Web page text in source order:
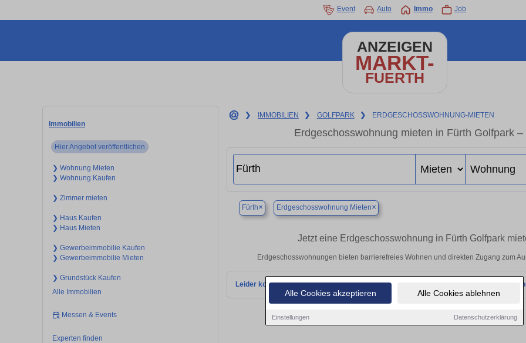
Alle Cookies akzeptieren Alle Cookies ablehnen
Einstellungen Datenschutzerklärung
Event Auto Immo Job
ANZEIGEN
MARKT-
FUERTH
Immobilien
Hier Angebot veröffentlichen
❯ Wohnung Mieten
❯ Wohnung Kaufen
❯ Zimmer mieten
❯ Haus Kaufen
❯ Haus Mieten
❯ Gewerbeimmobilie Kaufen
❯ Gewerbeimmobilie Mieten
❯ Grundstück Kaufen
Alle Immobilien
Messen & Events
Experten finden
❯ IMMOBILIEN ❯ GOLFPARK ❯ ERDGESCHOSSWOHNUNG-MIETEN
Erdgeschosswohnung mieten in Fürth Golfpark
Fürth× Erdgeschosswohnung Mieten×
Jetzt eine Erdgeschosswohnung in Fürth Golfpark
Erdgeschosswohnungen bieten barrierefreies Wohnen und direkten Zugang zum
Leider konnten wir derzeit keine passenden Objekte finden. Schauen Sie bald wieder